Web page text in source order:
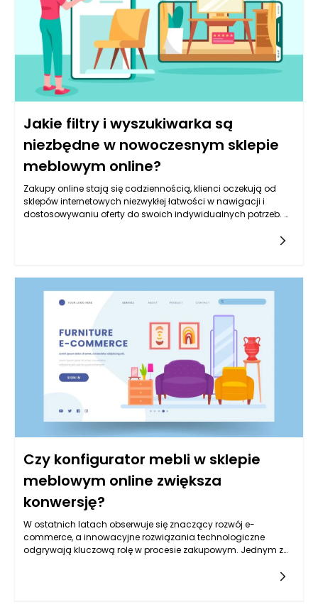
Jakie filtry i wyszukiwarka są
niezbędne w nowoczesnym sklepie
meblowym online?
Zakupy online stają się codziennością, klienci oczekują od
sklepów internetowych niezwykłej łatwości w nawigacji i
dostosowywaniu oferty do swoich indywidualnych potrzeb. W
przeszukiwania asortymentu, co znacząco usprawnia proces
podejmowania decyzji zakupowych. Użytkownicy miewają
różne oczekiwania i preferencje dotyczące mebli, dlatego
odpowiednie kategorie filtrów, takie jak styl mebli, materiał,
kolor czy typ produktu, są niezbędne.
Czy konfigurator mebli w sklepie
meblowym online zwiększa
konwersję?
W ostatnich latach obserwuje się znaczący rozwój e-
commerce, a innowacyjne rozwiązania technologiczne
odgrywają kluczową rolę w procesie zakupowym. Jednym z
sklepów meblowych online, jest konfigurator mebli. Narzędzie